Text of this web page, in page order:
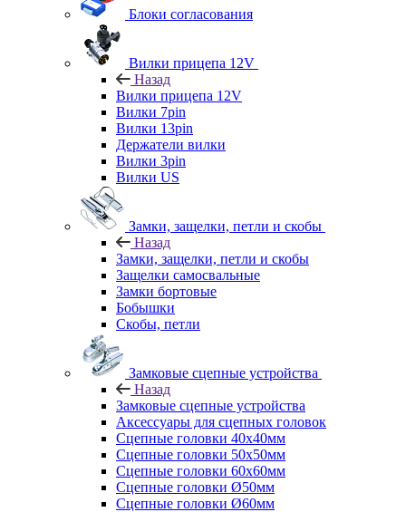
Блоки согласования
Вилки прицепа 12V
Назад
Вилки прицепа 12V
Вилки 7pin
Вилки 13pin
Держатели вилки
Вилки 3pin
Вилки US
Замки, защелки, петли и скобы
Назад
Замки, защелки, петли и скобы
Защелки самосвальные
Замки бортовые
Бобышки
Скобы, петли
Замковые сцепные устройства
Назад
Замковые сцепные устройства
Аксессуары для сцепных головок
Сцепные головки 40x40мм
Сцепные головки 50x50мм
Сцепные головки 60x60мм
Сцепные головки Ø50мм
Сцепные головки Ø60мм